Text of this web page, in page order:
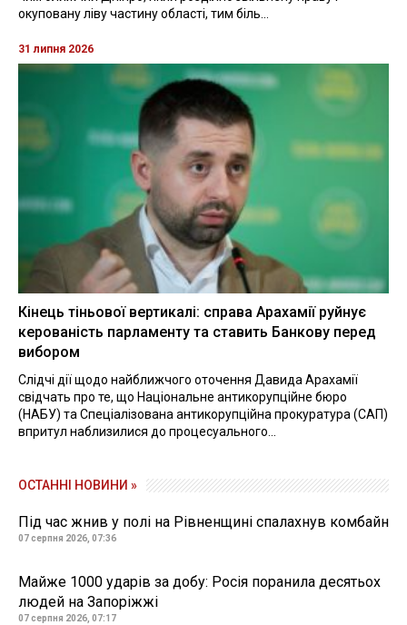
окуповану ліву частину області, тим біль...
31 липня 2026
Кінець тіньової вертикалі: справа Арахамії руйнує
керованість парламенту та ставить Банкову перед
вибором
Слідчі дії щодо найближчого оточення Давида Арахамії
свідчать про те, що Національне антикорупційне бюро
(НАБУ) та Спеціалізована антикорупційна прокуратура (САП)
впритул наблизилися до процесуального...
ОСТАННІ НОВИНИ »
Під час жнив у полі на Рівненщині спалахнув комбайн
07 серпня 2026, 07:36
Майже 1000 ударів за добу: Росія поранила десятьох
людей на Запоріжжі
07 серпня 2026, 07:17